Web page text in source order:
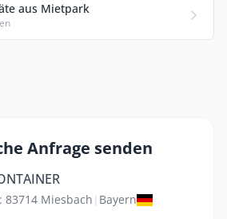
aus Mietpark
Anfrage senden
Miesbach | Bayern